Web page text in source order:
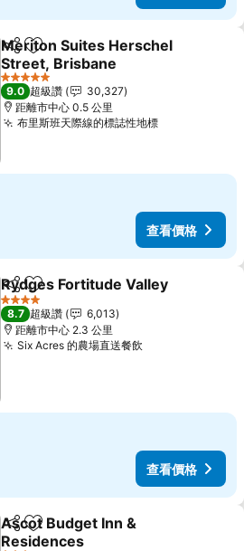
分享 加入我的最愛
Meriton Suites Herschel
Street, Brisbane
5 星級
9.0 超級讚
30,327
距離市中心 0.5 公里
布里斯班天際線的標誌性地標
查看價格
分享 加入我的最愛
Rydges Fortitude Valley
4 星級
8.7 超級讚
6,013
距離市中心 2.3 公里
Six Acres 的農場直送餐飲
查看價格
分享 加入我的最愛
Ascot Budget Inn &
Residences